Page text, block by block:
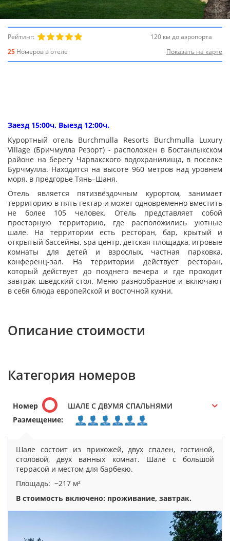
Рейтинг:
120 км до аэропорта
25 Номеров в отеле Показать на карте
Заезд 15:00ч. Выезд 12:00ч.
Курортный отель Burchmulla Resorts Burchmulla Luxury
Village (Бричмулла Резорт) - расположен в Бостанлыкском
районе на берегу Чарвакского водохранилища, в поселке
Бурчмулла. Находится на высоте 960 метров над уровнем
моря, в предгорье Тянь–Шаня.
Отель является пятизвёздочным курортом, занимает
территорию в пять гектар и может одновременно вместить
не более 105 человек. Отель представляет собой
просторную территорию, где расположились уютные
шале. На территории есть ресторан, бар, крытый и
открытый бассейны, spa центр, детская площадка, игровые
комнаты для детей и взрослых, частная парковка,
конференц-зал. На территории действует ресторан,
который действует до позднего вечера и где проходит
завтрак шведский стол. Меню разнообразное и включают
в себя блюда европейской и восточной кухни.
Описание стоимости
Категория номеров
Номер
ШАЛЕ С ДВУМЯ СПАЛЬНЯМИ
Размещение:
Шале состоит из прихожей, двух спален, гостиной,
столовой, двух ванных комнат. Шале с большой
террасой и местом для барбекю.
Площадь: ~217 м²
В стоимость включено: проживание, завтрак.